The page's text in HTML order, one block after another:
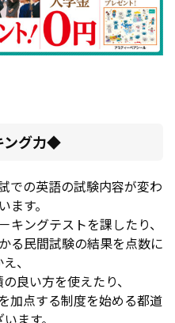
ング力◆
での英語の試験内容が変わ
ます。
ングテストを課したり、
る民間試験の結果を点数に
、
良い方を使えたり、
加点する制度を始める都道
ます。